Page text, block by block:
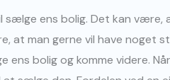
sælge ens bolig. Det kan
at man gerne vil have noget
ens bolig og komme videre.